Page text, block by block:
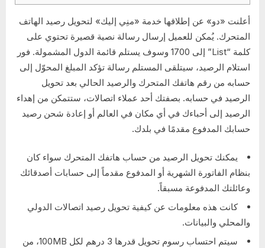
أعلنت «دو» عن إطلاقها خدمة «منِي إليك» لتحويل رصيد الهاتف
المتحرك. يُمكن للعميل إرسال رسالة نصية قصيرة تحتوي على
كلمة “List” إلى 1700 وسوف يستلم قائمة الدول المشمولة. فور
استلام الرصيد، سيتلقى المستلم رسالة تؤكد المبلغ المحوّل إلى
حسابه من رقم هاتفك المتحرك والرصيد الحالي بعد تحويل
الرصيد في حسابه. بصفتك أحد عملاء اتصالات، ستتمكن من إهداء
الرصيد إلى أحباءك في أي مكان في العالم أو إعادة شحن رصيد
حسابك المدفوع مقدمًا في بلدك.
يمكنك تحويل الرصيد من حساب هاتفك المتحرك سواء كان
بنظام الفاتورة الشهرية أو المدفوع مقدماً إلى حسابات أصدقائك
وعائلتك المدفوعة مسبقاً.
كانت هذه معلومات عن كيفية تحويل رصيد اتصالات الدولي
والمحلي والبيانات.
سيتم احتساب رسوم تحويل قدرها 3 درهم لكل 100MB، من